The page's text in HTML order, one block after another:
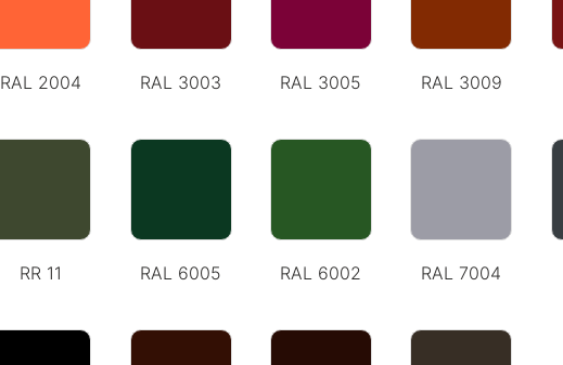
RAL 2004 RAL 3003 RAL 3005 RAL 3009
RR 11 RAL 6005 RAL 6002 RAL 7004